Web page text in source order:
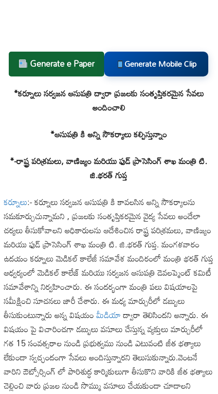
Generate e Paper Generate Mobile Clip
*కర్నూలు సర్వజన ఆసుపత్రి ద్వారా ప్రజలకు సంతృప్తికరమైన సేవలు
అందించాలి
*ఆసుపత్రి కి అన్ని సౌకర్యాలు కల్పిస్తున్నాం
*-రాష్ట్ర పరిశ్రమలు, వాణిజ్యం మరియు ఫుడ్ ప్రాసెసింగ్ శాఖ మంత్రి టి.
జి.భరత్ గుప్త
కర్నూలు:- కర్నూలు సర్వజన ఆసుపత్రి కి కావలసిన అన్ని సౌకర్యాలను
సమకూర్చుచున్నామని , ప్రజలకు సంతృప్తికరమైన వైద్య సేవలు అందేలా
చర్యలు తీసుకోవాలని అధికారులను ఆదేశించిన రాష్ట్ర పరిశ్రమలు, వాణిజ్యం
మరియు ఫుడ్ ప్రాసెసింగ్ శాఖ మంత్రి టి. జి.భరత్ గుప్త. మంగళవారం
ఉదయం కర్నూలు మెడికల్ కాలేజీ సమావేశ మందిరంలో మంత్రి భరత్ గుప్త
ఆధ్వర్యంలో మెడికల్ కాలేజ్ మరియు సర్వజన ఆసుపత్రి డెవలప్మెంట్ కమిటీ
సమావేశాన్ని నిర్వహించారు. ఈ సందర్భంగా మంత్రి పలు విషయాలపై
సమీక్షించి సూచనలు జారీ చేశారు. ఈ మధ్య మార్చురీలో డబ్బులు
తీసుకుంటున్నారు అన్న విషయంమీడియాద్వారా తెలిసిందని అన్నారు. ఈ
విషయం పై విచారించగా డబ్బులు వసూలు చేస్తున్న వ్యక్తులు మార్చురీలో
గత 15 సంవత్సరాల నుండి ప్రభుత్వము నుండి ఎటువంటి జీత భత్యాలు
లేకుండా స్వచ్ఛందంగా సేవలు అందిస్తున్నారని తెలుసుకున్నారు.వెంటనే
వారిని ఔట్సోర్సింగ్ లో పారిశుద్ధ కార్మికులుగా తీసుకొని వారికి జీత భత్యాలు
చెల్లించి వారు ప్రజల నుండి సొమ్ము వసూలు చేయకుండా చూడాలని